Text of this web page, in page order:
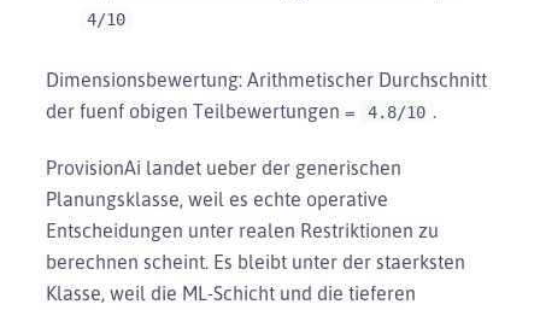
4/10
Dimensionsbewertung: Arithmetischer Durchschnitt
der fuenf obigen Teilbewertungen =
4.8/10 .
ProvisionAi landet ueber der generischen
Planungsklasse, weil es echte operative
Entscheidungen unter realen Restriktionen zu
berechnen scheint. Es bleibt unter der staerksten
Klasse, weil die ML-Schicht und die tieferen